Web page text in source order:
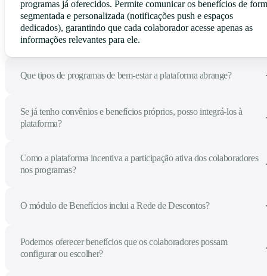
programas já oferecidos. Permite comunicar os benefícios de
segmentada e personalizada (notificações push e espaços
dedicados), garantindo que cada colaborador acesse apenas as
informações relevantes para ele.
Que tipos de programas de bem-estar a plataforma abrange?
Se já tenho convênios e benefícios próprios, posso integrá-los à
plataforma?
Como a plataforma incentiva a participação ativa dos colaboradores
nos programas?
O módulo de Benefícios inclui a Rede de Descontos?
Podemos oferecer benefícios que os colaboradores possam
configurar ou escolher?